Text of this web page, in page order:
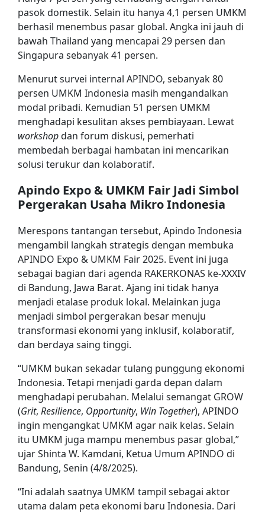
pasok domestik. Selain itu hanya 4,1 persen UMKM
berhasil menembus pasar global. Angka ini jauh di
bawah Thailand yang mencapai 29 persen dan
Singapura sebanyak 41 persen.
Menurut survei internal APINDO, sebanyak 80
persen UMKM Indonesia masih mengandalkan
modal pribadi. Kemudian 51 persen UMKM
menghadapi kesulitan akses pembiayaan. Lewat
workshopdan forum diskusi, pemerhati
membedah berbagai hambatan ini mencarikan
solusi terukur dan kolaboratif.
Apindo Expo & UMKM Fair Jadi Simbol
Pergerakan Usaha Mikro Indonesia
Merespons tantangan tersebut, Apindo Indonesia
mengambil langkah strategis dengan membuka
APINDO Expo & UMKM Fair 2025. Event ini juga
sebagai bagian dari agenda RAKERKONAS ke-XXXIV
di Bandung, Jawa Barat. Ajang ini tidak hanya
menjadi etalase produk lokal. Melainkan juga
menjadi simbol pergerakan besar menuju
transformasi ekonomi yang inklusif, kolaboratif,
dan berdaya saing tinggi.
“UMKM bukan sekadar tulang punggung ekonomi
Indonesia. Tetapi menjadi garda depan dalam
menghadapi perubahan. Melalui semangat GROW
(Grit, Resilience, Opportunity, Win Together), APINDO
ingin mengangkat UMKM agar naik kelas. Selain
itu UMKM juga mampu menembus pasar global,”
ujar Shinta W. Kamdani, Ketua Umum APINDO di
Bandung, Senin (4/8/2025).
“Ini adalah saatnya UMKM tampil sebagai aktor
utama dalam peta ekonomi baru Indonesia. Dari